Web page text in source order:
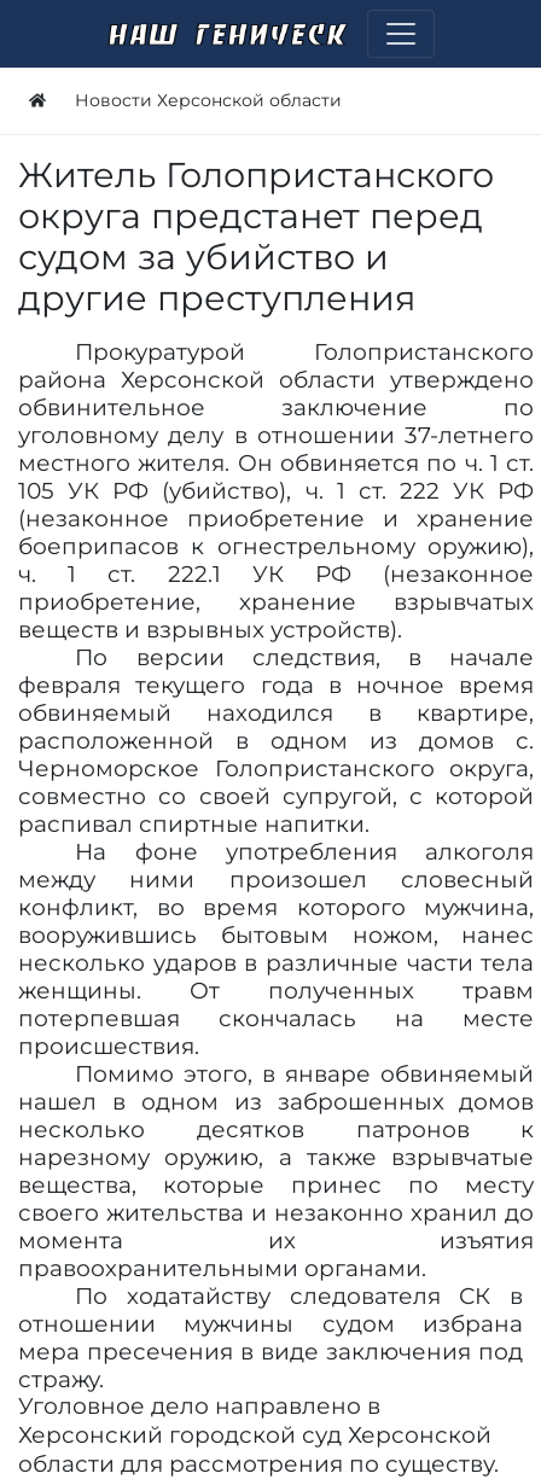
Новости Херсонской области
Житель Голопристанского
округа предстанет перед
судом за убийство и
другие преступления
Прокуратурой Голопристанского
района Херсонской области утверждено
обвинительное заключение по
уголовному делу в отношении 37-летнего
местного жителя. Он обвиняется по ч. 1 ст.
105 УК РФ (убийство), ч. 1 ст. 222 УК РФ
(незаконное приобретение и хранение
боеприпасов к огнестрельному оружию),
ч. 1 ст. 222.1 УК РФ (незаконное
приобретение, хранение взрывчатых
веществ и взрывных устройств).
По версии следствия, в начале
февраля текущего года в ночное время
обвиняемый находился в квартире,
расположенной в одном из домов с.
Черноморское Голопристанского округа,
совместно со своей супругой, с которой
распивал спиртные напитки.
На фоне употребления алкоголя
между ними произошел словесный
конфликт, во время которого мужчина,
вооружившись бытовым ножом, нанес
несколько ударов в различные части тела
женщины. От полученных травм
потерпевшая скончалась на месте
происшествия.
Помимо этого, в январе обвиняемый
нашел в одном из заброшенных домов
несколько десятков патронов к
нарезному оружию, а также взрывчатые
вещества, которые принес по месту
своего жительства и незаконно хранил до
момента их изъятия
правоохранительными органами.
По ходатайству следователя СК в
отношении мужчины судом избрана
мера пресечения в виде заключения под
стражу.
Уголовное дело направлено в
Херсонский городской суд Херсонской
области для рассмотрения по существу.